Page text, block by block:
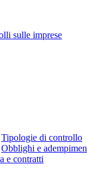
sulle imprese
Tipologie di controllo
Obblighi e
e contratti